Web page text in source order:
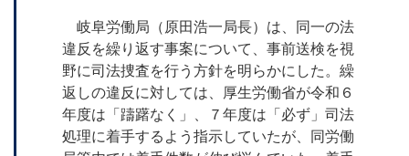
岐阜労働局（原田浩一局長）は、同一の法
違反を繰り返す事案について、事前送検を視
野に司法捜査を行う方針を明らかにした。繰
返しの違反に対しては、厚生労働省が令和６
年度は「躊躇なく」、７年度は「必ず」司法
処理に着手するよう指示していたが、同労働